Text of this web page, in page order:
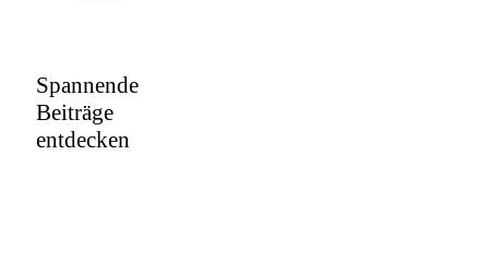
Spannende
Beiträge
entdecken